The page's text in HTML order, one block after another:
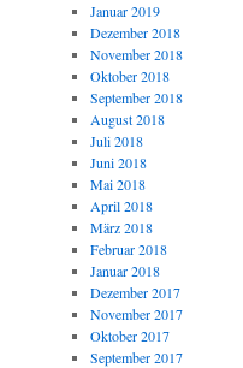
Januar 2019
Dezember 2018
November 2018
Oktober 2018
September 2018
August 2018
Juli 2018
Juni 2018
Mai 2018
April 2018
März 2018
Februar 2018
Januar 2018
Dezember 2017
November 2017
Oktober 2017
September 2017